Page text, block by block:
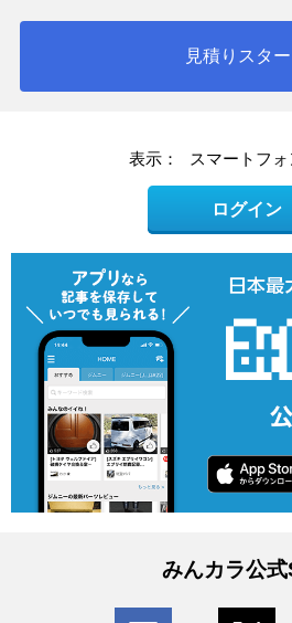
見積りスター
表示： スマートフォ
ログイン
みんカラ公